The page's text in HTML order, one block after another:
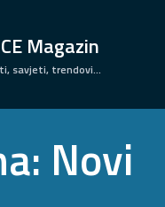
Magazin
savjeti, trendovi...
Novi